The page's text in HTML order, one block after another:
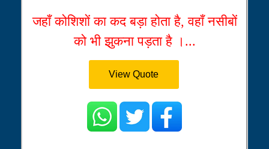
जहाँ कोशिशों का कद बड़ा होता है, वहाँ नसीबों
को भी झुकना पड़ता है ।...
View Quote